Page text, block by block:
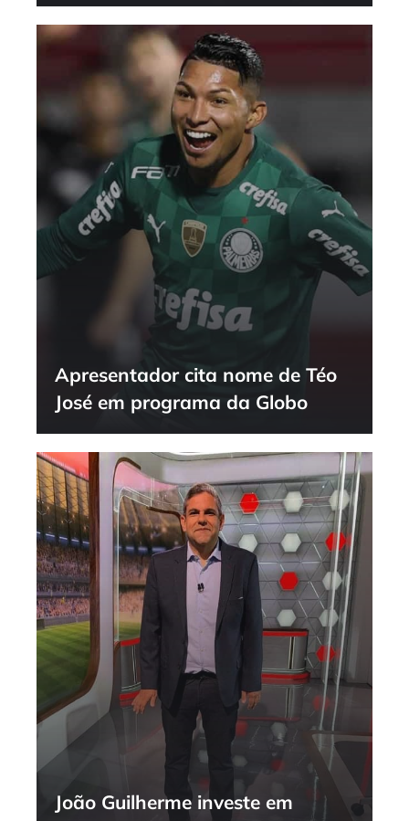
Apresentador cita nome de Téo
José em programa da Globo
João Guilherme investe em